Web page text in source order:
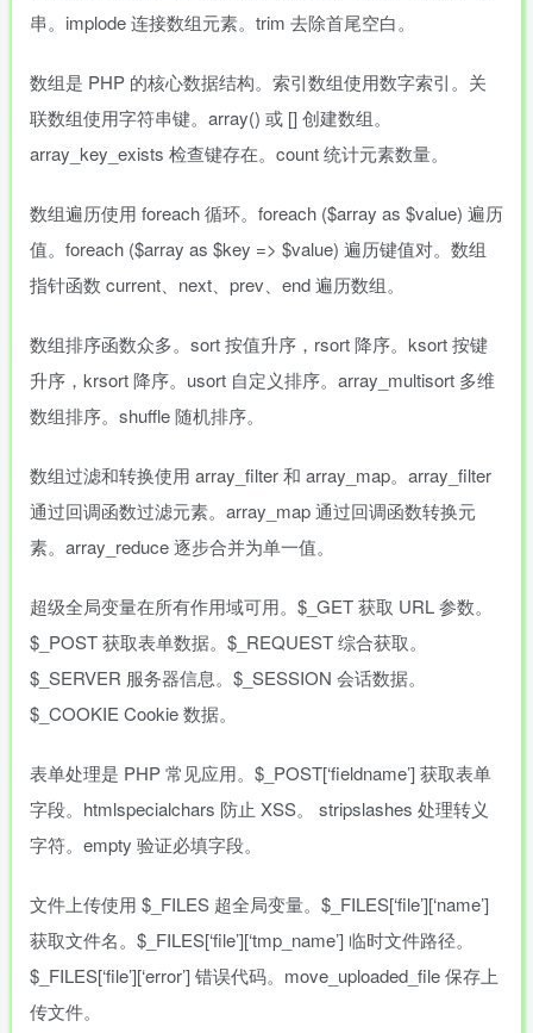
串。implode 连接数组元素。trim 去除首尾空白。
数组是 PHP 的核心数据结构。索引数组使用数字索引。关
联数组使用字符串键。array() 或 [] 创建数组。
array_key_exists 检查键存在。count 统计元素数量。
数组遍历使用 foreach 循环。foreach ($array as $value) 遍历
值。foreach ($array as $key => $value) 遍历键值对。数组
指针函数 current、next、prev、end 遍历数组。
数组排序函数众多。sort 按值升序，rsort 降序。ksort 按键
升序，krsort 降序。usort 自定义排序。array_multisort 多维
数组排序。shuffle 随机排序。
数组过滤和转换使用 array_filter 和 array_map。array_filter
通过回调函数过滤元素。array_map 通过回调函数转换元
素。array_reduce 逐步合并为单一值。
超级全局变量在所有作用域可用。$_GET 获取 URL 参数。
$_POST 获取表单数据。$_REQUEST 综合获取。
$_SERVER 服务器信息。$_SESSION 会话数据。
$_COOKIE Cookie 数据。
表单处理是 PHP 常见应用。$_POST[‘fieldname’] 获取表单
字段。htmlspecialchars 防止 XSS。 stripslashes 处理转义
字符。empty 验证必填字段。
文件上传使用 $_FILES 超全局变量。$_FILES[‘file’][‘name’]
获取文件名。$_FILES[‘file’][‘tmp_name’] 临时文件路径。
$_FILES[‘file’][‘error’] 错误代码。move_uploaded_file 保存上
传文件。